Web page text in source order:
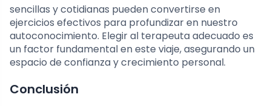
sencillas y cotidianas pueden convertirse en
ejercicios efectivos para profundizar en nuestro
autoconocimiento. Elegir al terapeuta adecuado es
un factor fundamental en este viaje, asegurando un
espacio de confianza y crecimiento personal.
Conclusión